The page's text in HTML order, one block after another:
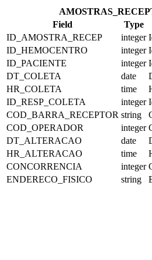
Field
Type
ID_AMOSTRA_RECEP
integer
ID_HEMOCENTRO
integer
ID_PACIENTE
integer
DT_COLETA
date
HR_COLETA
time
ID_RESP_COLETA
integer
COD_BARRA_RECEPTOR string
COD_OPERADOR
integer
DT_ALTERACAO
date
HR_ALTERACAO
time
CONCORRENCIA
integer
ENDERECO_FISICO
string